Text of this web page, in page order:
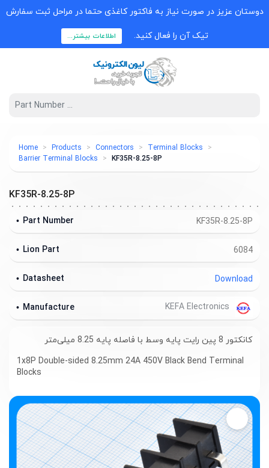
دوستان عزیز در صورت نیاز به فاکتور کاغذی حتما در مراحل ثبت سفارش
تیک آن را فعال کنید. اطلاعات بیشتر...
Home Products Connectors
Terminal Blocks
Barrier Terminal Blocks
KF35R-8.25-8P
KF35R-8.25-8P
KF35R-8.25-8P
Part Number
6084
Lion Part
Download
Datasheet
Manufacture
کانکتور 8 پین رایت پایه وسط با فاصله پایه 8.25 میلی‌متر
1x8P Double-sided 8.25mm 24A 450V Black Bend Terminal
Blocks